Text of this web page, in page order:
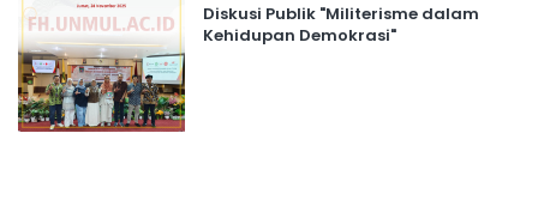
Diskusi Publik "Militerisme dalam
Kehidupan Demokrasi"